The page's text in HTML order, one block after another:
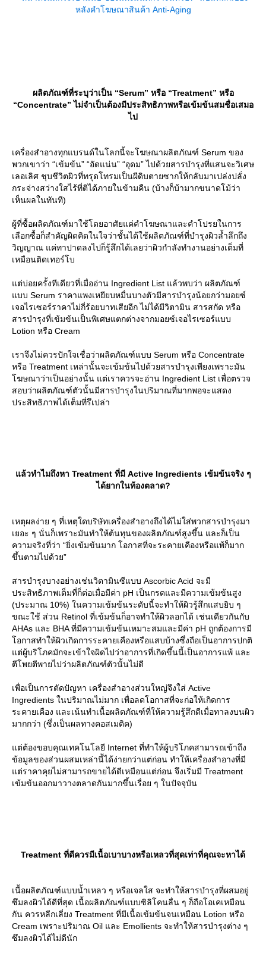
หลังคำโฆษณาสินค้า Anti-Aging
ผลิตภัณฑ์ที่ระบุว่าเป็น “Serum” หรือ “Treatment” หรือ
“Concentrate” ไม่จำเป็นต้องมีประสิทธิภาพหรือเข้มข้นสมชื่อเสมอ
ไป
เครื่องสำอางทุกแบรนด์ในโลกนี้จะโฆษณาผลิตภัณฑ์ Serum ของ
พวกเขาว่า “เข้มข้น” “อัดแน่น” “อุดม” ไปด้วยสารบำรุงที่แสนจะวิเศษ
เลอเลิศ ชุบชีวิตผิวที่ทรุดโทรมเป็นผีดิบตายซากให้กลับมาเปล่งปลั่ง
กระจ่างสว่างใสไร้ที่ติได้ภายในข้ามคืน (บ้างก็บ้ามากขนาดโม้ว่า
เห็นผลในทันที)
ผู้ที่ซื้อผลิตภัณฑ์มาใช้โดยอาศัยแค่คำโฆษณาและคำโปรยในการ
เลือกซื้อก็สำคัญผิดคิดในใจว่าชั้นได้ใช้ผลิตภัณฑ์ที่บำรุงผิวล้ำลึกถึง
วิญญาณ แค่ทาปาดลงไปก็รู้สึกได้เลยว่าผิวกำลังทำงานอย่างเต็มที่
เหมือนติดเทอร์โบ
ต่บ่อยครั้งทีเดียวที่เมื่ออ่าน Ingredient List แล้วพบว่า ผลิตภัณฑ์
บบ Serum ราคาแพงเหยียบหมื่นบางตัวมีสารบำรุงน้อยกว่ามอยซ์
เจอไรเซอร์ราคาไม่กี่ร้อยบาทเสียอีก ไม่ได้มีวิตามิน สารสกัด หรือ
สารบำรุงที่เข้มข้นเป็นพิเศษแตกต่างจากมอยซ์เจอไรเซอร์แบบ
Lotion หรือ Cream
เราจึงไม่ควรปักใจเชื่อว่าผลิตภัณฑ์แบบ Serum หรือ Concentrate
หรือ Treatment เหล่านั้นจะเข้มข้นไปด้วยสารบำรุงเพียงเพราะมัน
ฆษณาว่าเป็นอย่างนั้น แต่เราควรจะอ่าน Ingredient List เพื่อตรวจ
สอบว่าผลิตภัณฑ์ตัวนั้นมีสารบำรุงในปริมาณที่มากพอจะแสดง
ประสิทธิภาพได้เต็มที่รึเปล่า
ล้วทำไมถึงหา Treatment ที่มี Active Ingredients เข้มข้นจริง ๆ
ได้ยากในท้องตลาด?
เหตุผลง่าย ๆ ที่เหตุใดบริษัทเครื่องสำอางถึงได้ไม่ใส่พวกสารบำรุงมา
เยอะ ๆ นั่นก็เพราะมันทำให้ต้นทุนของผลิตภัณฑ์สูงขึ้น และก็เป็น
ความจริงที่ว่า “ยิ่งเข้มข้นมาก โอกาสที่จะระคายเคืองหรือแพ้ก็มาก
ขึ้นตามไปด้วย”
สารบำรุงบางอย่างเช่นวิตามินซีแบบ Ascorbic Acid จะมี
ประสิทธิภาพเต็มที่ก็ต่อเมื่อมีค่า pH เป็นกรดและมีความเข้มข้นสูง
(ประมาณ 10%) ในความเข้มข้นระดับนี้จะทำให้ผิวรู้สึกแสบยิบ ๆ
ขณะใช้ ส่วน Retinol ที่เข้มข้นก็อาจทำให้ผิวลอกได้ เช่นเดียวกันกับ
AHAs และ BHA ที่มีความเข้มข้นเหมาะสมและมีค่า pH ถูกต้องการมี
อกาสทำให้ผิวเกิดการระคายเคืองหรือแสบบ้างซึ่งถือเป็นอาการปกติ
ต่ผู้บริโภคมักจะเข้าใจผิดไปว่าอาการที่เกิดขึ้นนี้เป็นอาการแพ้ และ
ตีโพยตีพายไปว่าผลิตภัณฑ์ตัวนั้นไม่ดี
เพื่อเป็นการตัดปัญหา เครื่องสำอางส่วนใหญ่จึงใส่ Active
Ingredients ในปริมาณไม่มาก เพื่อลดโอกาสที่จะก่อให้เกิดการ
ระคายเคือง และเน้นทำเนื้อผลิตภัณฑ์ที่ให้ความรู้สึกดีเมื่อทาลงบนผิว
มากกว่า (ซึ่งเป็นผลทางคอสเมติค)
ต่ต้องขอบคุณเทคโนโลยี Internet ที่ทำให้ผู้บริโภคสามารถเข้าถึง
ข้อมูลของส่วนผสมเหล่านี้ได้ง่ายกว่าแต่ก่อน ทำให้เครื่องสำอางที่มี
ต่ราคาคุยไม่สามารถขายได้ดีเหมือนแต่ก่อน จึงเริ่มมี Treatment
เข้มข้นออกมาวางตลาดกันมากขึ้นเรื่อย ๆ ในปัจจุบัน
Treatment ที่ดีควรมีเนื้อเบาบางหรือเหลวที่สุดเท่าที่คุณจะหาได้
เนื้อผลิตภัณฑ์แบบน้ำเหลว ๆ หรือเจลใส จะทำให้สารบำรุงที่ผสมอยู่
ซึมลงผิวได้ดีที่สุด เนื้อผลิตภัณฑ์แบบซิลิโคนลื่น ๆ ก็ถือโอเคเหมือน
กัน ควรหลีกเลี่ยง Treatment ที่มีเนื้อเข้มข้นจนเหมือน Lotion หรือ
Cream เพราะปริมาณ Oil และ Emollients จะทำให้สารบำรุงต่าง ๆ
ซึมลงผิวได้ไม่ดีนัก